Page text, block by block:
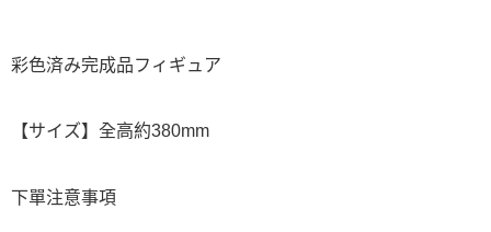
彩色済み完成品フィギュア
【サイズ】全高約380mm
下單注意事項